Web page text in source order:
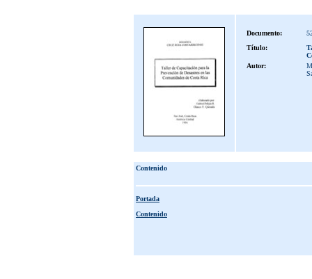
Documento:
Título:
Autor:
Contenido
Portada
Contenido